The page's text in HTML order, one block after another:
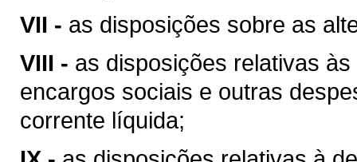
VII - as disposições sobre as
VIII - as disposições relativas
encargos sociais e outras
corrente líquida;